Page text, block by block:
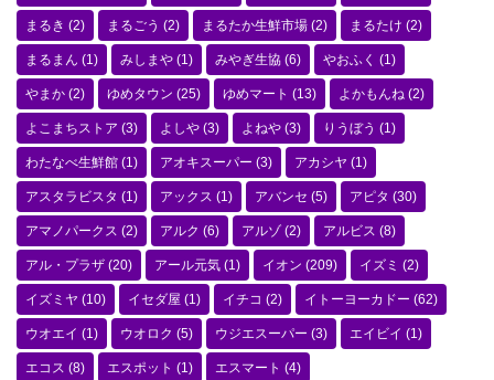
まるき (2) まるごう (2) まるたか生鮮市場 (2) まるたけ (2)
まるまん (1) みしまや (1) みやぎ生協 (6) やおふく (1)
やまか (2) ゆめタウン (25) ゆめマート (13) よかもんね (2)
よこまちストア (3) よしや (3) よねや (3) りうぼう (1)
わたなべ生鮮館 (1) アオキスーパー (3) アカシヤ (1)
アスタラビスタ (1) アックス (1) アバンセ (5) アピタ (30)
アマノパークス (2) アルク (6) アルゾ(2) アルビス (8)
アル・プラザ (20) アール元気 (1) イオン (209) イズミ (2)
イズミヤ (10) イセダ屋 (1) イチコ (2) イトーヨーカドー (62)
ウオエイ (1) ウオロク (5) ウジエスーパー (3) エイビイ (1)
エコス (8) エスポット (1) エスマート (4)